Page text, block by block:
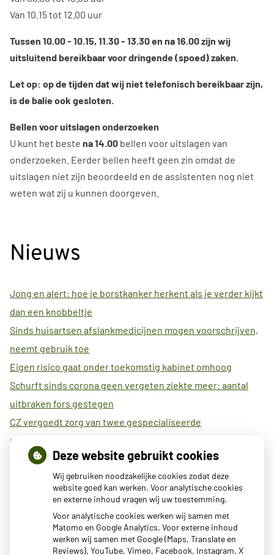
Van 10.15 tot 12.00 uur
Tussen 10.00 - 10.15, 11.30 - 13.30 en na 16.00 zijn wij
uitsluitend bereikbaar voor dringende (spoed) zaken.
Let op: op de tijden dat wij niet telefonisch bereikbaar zijn,
is de balie ook gesloten.
Bellen voor uitslagen onderzoeken
U kunt het beste na 14.00 bellen voor uitslagen van
onderzoeken. Eerder bellen heeft geen zin omdat de
uitslagen niet zijn beoordeeld en de assistenten nog niet
weten wat zij u kunnen doorgeven.
Nieuws
Jong en alert: hoe je borstkanker herkent als je verder kijkt
dan een knobbeltje
Sinds huisartsen afslankmedicijnen mogen voorschrijven,
neemt gebruik toe
Eigen risico gaat onder toekomstig kabinet omhoog
Schurft sinds corona geen vergeten ziekte meer: aantal
uitbraken fors gestegen
CZ vergoedt zorg van twee gespecialiseerde
revalidatieartsen niet meer
Maisons du Monde roept Pluche konijn terug vanwege
verstikkingsgevaar
Wereldwijde primeur voor Anna Ziekenhuis met 3-D
geprinte heupimplantaat
AI als diëtist? Zo betrouwbaar is ChatGPT bij afvallen
Veel kinderen met slecht oogzicht hebben geen bril,
Deze website gebruikt cookies
Wij gebruiken noodzakelijke cookies zodat deze
website goed kan werken. Voor analytische cookies
en externe inhoud vragen wij uw toestemming.
Voor analytische cookies werken wij samen met
Matomo en Google Analytics. Voor externe inhoud
werken wij samen met Google (Maps, Translate en
Reviews), YouTube, Vimeo, Facebook, Instagram, X